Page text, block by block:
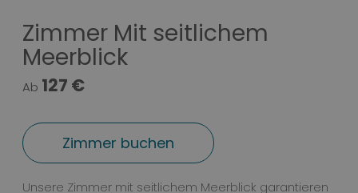
Zimmer Mit seitlichem
Meerblick
Ab 127 €
Zimmer buchenZimmer Mit seitlichem Meerblick
Unsere Zimmer mit seitlichem Meerblick garantieren